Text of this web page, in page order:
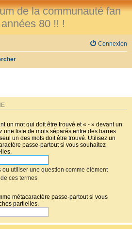
de la communauté fan
80 !! !
Connexion
un mot qui doit être trouvé et « - » devant un
une liste de mots séparés entre des barres
un des mots doit être trouvé. Utilisez un
passe-partout si vous souhaitez
ou utiliser une question comme élément
ces termes
métacaractère passe-partout si vous
partielles.